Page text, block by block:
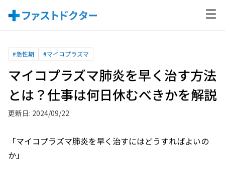
#急性期 #マイコプラズマ
マイコプラズマ肺炎を早く治す方法
とは？仕事は何日休むべきかを解説
更新日: 2024/09/22
「マイコプラズマ肺炎を早く治すにはどうすればよいの
か」